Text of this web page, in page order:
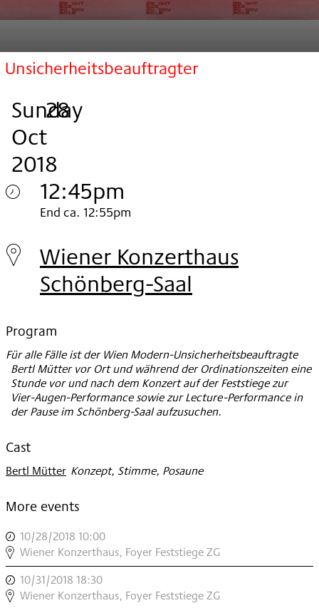
Unsicherheitsbeauftragter
Sunday
, 28
.
Oct
2018
.
12:45pm
Sunday
28.
Oct
2018
End ca. 12:55pm
Wiener Konzerthaus
Schönberg-Saal
Program
Für alle Fälle ist der Wien Modern-Unsicherheitsbeauftragte
Bertl Mütter vor Ort und während der Ordinationszeiten eine
Stunde vor und nach dem Konzert auf der Feststiege zur
Vier-Augen-Performance sowie zur Lecture-Performance in
der Pause im Schönberg-Saal aufzusuchen.
Cast
Bertl Mütter
: Konzept, Stimme, Posaune
More events
10/28/2018 10:00
UNSICHERHEITSBEAUFTRAGTER
,
Wiener Konzerthaus, Foyer Feststiege ZG
10/31/2018 18:30
UNSICHERHEITSBEAUFTRAGTER
Wiener Konzerthaus, Foyer Feststiege ZG